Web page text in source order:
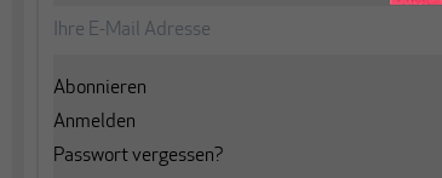
Abonnieren
Anmelden
Passwort vergessen?